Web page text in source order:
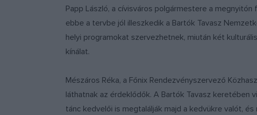
Papp László, a cívisváros polgármestere a
ebbe a tervbe jól illeszkedik a Bartók Tavasz
helyi programokat szervezhetnek, miután két
kínálat.
Mészáros Réka, a Főnix Rendezvényszervező
láthatnak az érdeklődők. A Bartók Tavasz keretében
tánc kedvelői is megtalálják majd a kedvükre valót,